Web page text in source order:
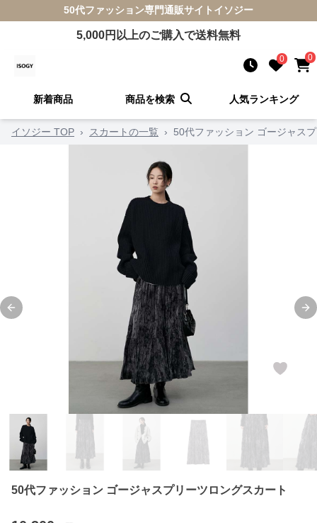
50代ファッション専門通販サイト イソジー
5,000円以上のご購入で送料無料
0 0
新着商品 商品を検索 人気ランキング
イソジー TOP › スカートの一覧 › 50代ファッション ゴージャス
Previous slide
50代ファッション ゴージャスプリーツロングスカート